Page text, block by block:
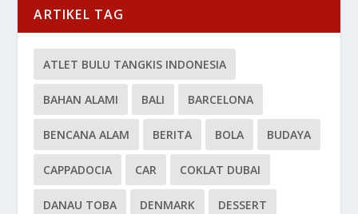
ARTIKEL TAG
ATLET BULU TANGKIS INDONESIA
BAHAN ALAMI BALI BARCELONA
BENCANA ALAM BERITA BOLA BUDAYA
CAPPADOCIA CAR COKLAT DUBAI
DANAU TOBA DENMARK DESSERT